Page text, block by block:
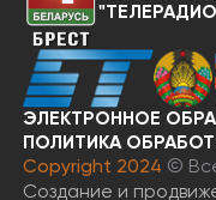
RUBY
ПОЛИТИКА
ЭЛЕКТРОННОЕ
Copyright 2024 ©
Создание и